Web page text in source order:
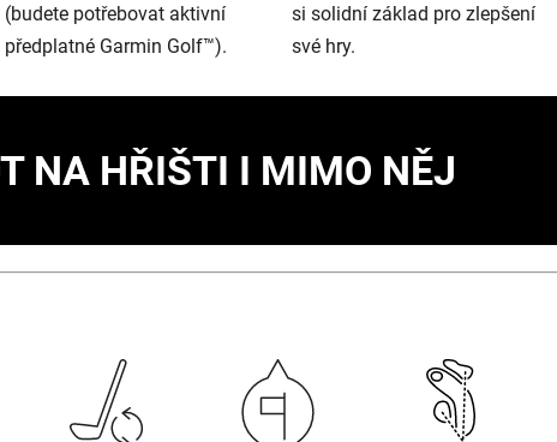
(budete potřebovat aktivní
předplatné Garmin Golf™).
si solidní základ pro zlepšení
své hry.
NA HŘIŠTI I MIMO NĚJ